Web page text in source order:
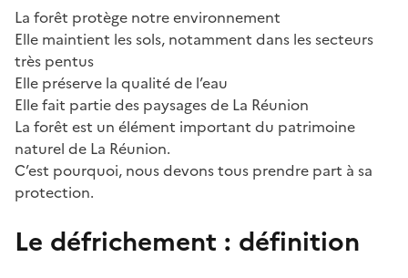
La forêt protège notre environnement
Elle maintient les sols, notamment dans les secteurs
très pentus
Elle préserve la qualité de l’eau
Elle fait partie des paysages de La Réunion
La forêt est un élément important du patrimoine
naturel de La Réunion.
C’est pourquoi, nous devons tous prendre part à sa
protection.
Le défrichement : définition